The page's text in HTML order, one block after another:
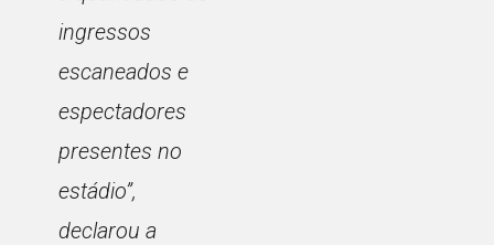
ingressos
escaneados e
espectadores
presentes no
estádio”,
declarou a